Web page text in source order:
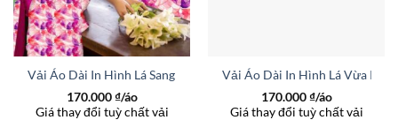
Vải Áo Dài In Hình Lá Sang Trọng AD 16650
170.000₫/áo
Giá thay đổi tuỳ chất vải
Vải Áo Dài In Hình Lá Vừa Ra
170.000₫/áo
Giá thay đổi tuỳ chất vải